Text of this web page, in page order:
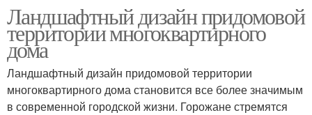
Ландшафтный дизайн придомовой
территории многоквартирного
дома
Ландшафтный дизайн придомовой территории
многоквартирного дома становится все более значимым
в современной городской жизни. Горожане стремятся